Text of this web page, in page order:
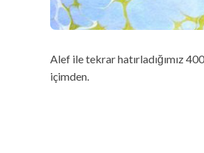
Alef ile tekrar hatırladığımız
içimden.